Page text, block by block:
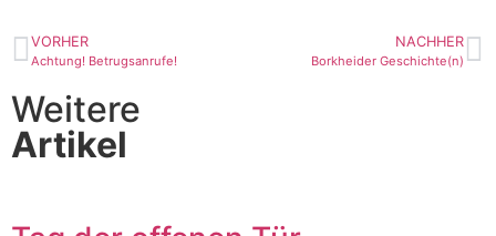
VORHER
Achtung! Betrugsanrufe!
NACHHER
Borkheider Geschichte(n)
Weitere
Artikel